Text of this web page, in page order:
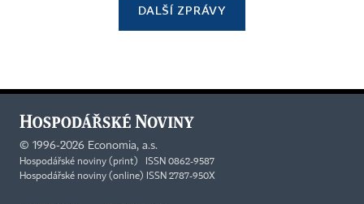
DALŠÍ ZPRÁVY
© 1996-2026 Economia, a.s.
Hospodářské noviny (print) ISSN 0862-9587
Hospodářské noviny (online) ISSN 2787-950X